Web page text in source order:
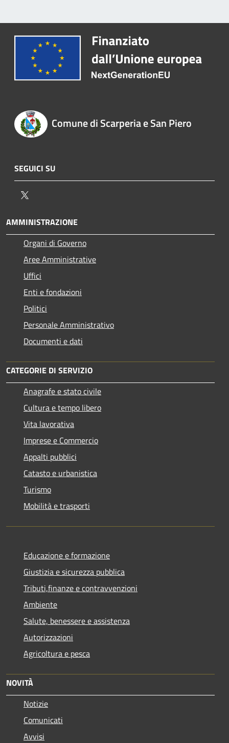
Comune di Scarperia e San Piero
SEGUICI SU
AMMINISTRAZIONE
Organi di Governo
Aree Amministrative
Uffici
Enti e fondazioni
Politici
Personale Amministrativo
Documenti e dati
CATEGORIE DI SERVIZIO
Anagrafe e stato civile
Cultura e tempo libero
Vita lavorativa
Imprese e Commercio
Appalti pubblici
Catasto e urbanistica
Turismo
Mobilità e trasporti
Educazione e formazione
Giustizia e sicurezza pubblica
Tributi,finanze e contravvenzioni
Ambiente
Salute, benessere e assistenza
Autorizzazioni
Agricoltura e pesca
NOVITÀ
Notizie
Comunicati
Avvisi